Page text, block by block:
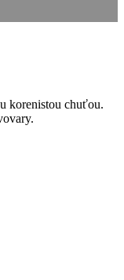
korenistou chuťou.